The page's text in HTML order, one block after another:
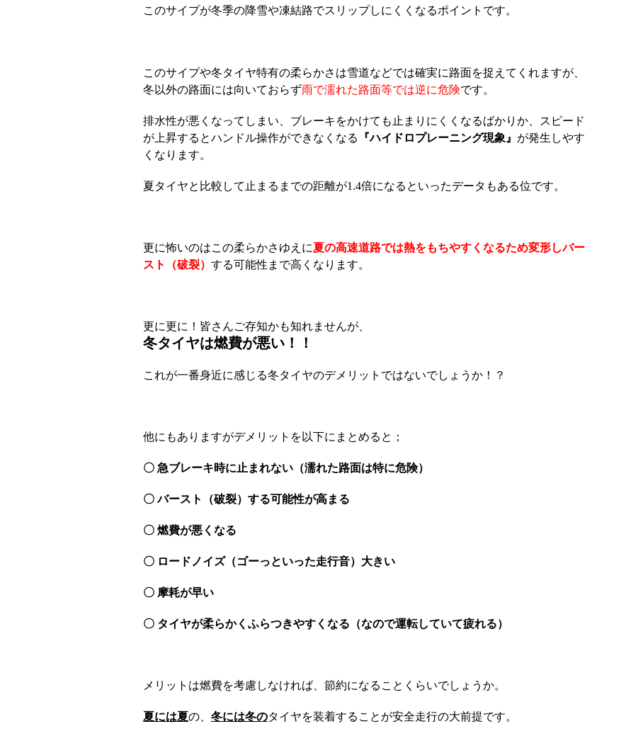
このサイプが冬季の降雪や凍結路でスリップしにくくなるポイントです。
このサイプや冬タイヤ特有の柔らかさは雪道などでは確実に路面を捉えてくれますが、
冬以外の路面には向いておらず雨で濡れた路面等では逆に危険です。
排水性が悪くなってしまい、ブレーキをかけても止まりにくくなるばかりか、スピード
が上昇するとハンドル操作ができなくなる
『ハイドロプレーニング現象』 が発生しやす
くなります。
夏タイヤと比較して止まるまでの距離が1.4倍になるといったデータもある位です。
更に怖いのはこの柔らかさゆえに夏の高速道路では熱をもちやすくなるため変形しバー
スト（破裂） する可能性まで高くなります。
更に更に！皆さんご存知かも知れませんが、
冬タイヤは燃費が悪い！！
これが一番身近に感じる冬タイヤのデメリットではないでしょうか！？
他にもありますがデメリットを以下にまとめると；
〇 急ブレーキ時に止まれない（濡れた路面は特に危険）
〇 バースト（破裂）する可能性が高まる
〇 燃費が悪くなる
〇 ロードノイズ（ゴーっといった走行音）大きい
〇 摩耗が早い
〇 タイヤが柔らかくふらつきやすくなる（なので運転していて疲れる）
メリットは燃費を考慮しなければ、節約になることくらいでしょうか。
夏には夏の、 冬には冬のタイヤを装着することが安全走行の大前提です。